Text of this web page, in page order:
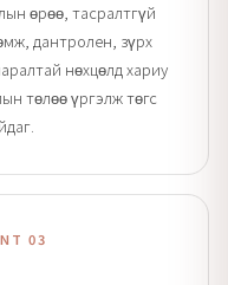
өрөө, тасралтгүй
дантролен, зүрх
нөхцөлд хариу
төлөө үргэлж төгс
03